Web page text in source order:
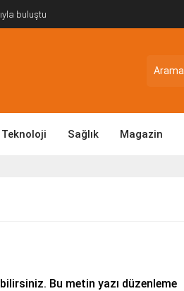
buluştu
Teknoloji Sağlık Magazin
Bu metin yazı düzenleme